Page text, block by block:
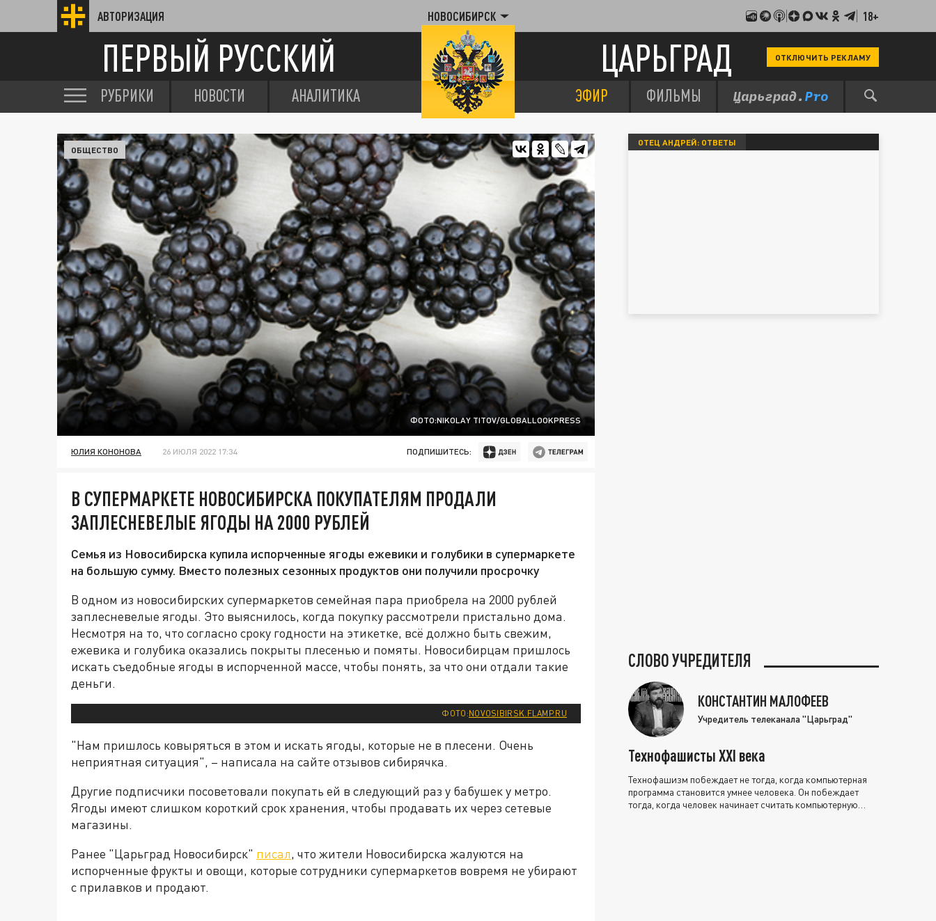
АВТОРИЗАЦИЯ НОВОСИБИРСК 18+
ПЕРВЫЙ РУССКИЙ ЦАРЬГРАД ОТКЛЮЧИТЬ РЕКЛАМУ
РУБРИКИ НОВОСТИ АНАЛИТИКА ЭФИР ФИЛЬМЫ
ФОТО:NIKOLAY TITOV/GLOBALLOOKPRESS
ОБЩЕСТВО
ЮЛИЯ КОНОНОВА 26 ИЮЛЯ 2022 17:34 ПОДПИШИТЕСЬ:
В СУПЕРМАРКЕТЕ НОВОСИБИРСКА ПОКУПАТЕЛЯМ ПРОДАЛИ
ЗАПЛЕСНЕВЕЛЫЕ ЯГОДЫ НА 2000 РУБЛЕЙ
Семья из Новосибирска купила испорченные ягоды ежевики и голубики в супермаркете
на большую сумму. Вместо полезных сезонных продуктов они получили просрочку
В одном из новосибирских супермаркетов семейная пара приобрела на 2000 рублей
заплесневелые ягоды. Это выяснилось, когда покупку рассмотрели пристально дома.
Несмотря на то, что согласно сроку годности на этикетке, всё должно быть свежим,
ежевика и голубика оказались покрыты плесенью и помяты. Новосибирцам пришлось
искать съедобные ягоды в испорченной массе, чтобы понять, за что они отдали такие
деньги.
ФОТО:NOVOSIBIRSK.FLAMP.RU
"Нам пришлось ковыряться в этом и искать ягоды, которые не в плесени. Очень
неприятная ситуация", – написала на сайте отзывов сибирячка.
Другие подписчики посоветовали покупать ей в следующий раз у бабушек у метро.
Ягоды имеют слишком короткий срок хранения, чтобы продавать их через сетевые
магазины.
Ранее "Царьград Новосибирск" писал, что жители Новосибирска жалуются на
испорченные фрукты и овощи, которые сотрудники супермаркетов вовремя не убирают
с прилавков и продают.
ОТЕЦ АНДРЕЙ: ОТВЕТЫ
СЛОВО УЧРЕДИТЕЛЯ
КОНСТАНТИН МАЛОФЕЕВ
Учредитель телеканала "Царьград"
Технофашисты XXI века
Технофашизм побеждает не тогда, когда компьютерная
программа становится умнее человека. Он побеждает
тогда, когда человек начинает считать компьютерную